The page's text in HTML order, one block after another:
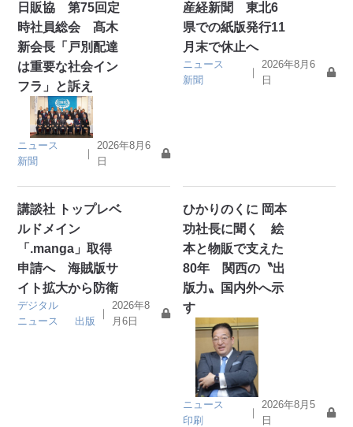
日販協 第75回定
時社員総会 髙木
新会長「戸別配達
は重要な社会イン
フラ」と訴え
ニュース
新聞
｜
2026年8月6
日
産経新聞 東北6
県での紙版発行11
月末で休止へ
ニュース
新聞
｜
2026年8月6
日
講談社 トップレベ
ルドメイン
「.manga」取得
申請へ 海賊版サ
イト拡大から防衛
デジタル
ニュース
出版
｜
2026年8
月6日
ひかりのくに 岡本
功社長に聞く 絵
本と物販で支えた
80年 関西の〝出
版力〟国内外へ示
す
ニュース
印刷
｜
2026年8月5
日